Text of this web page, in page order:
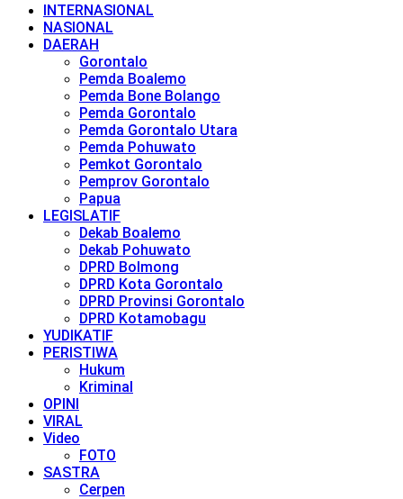
INTERNASIONAL
NASIONAL
DAERAH
Gorontalo
Pemda Boalemo
Pemda Bone Bolango
Pemda Gorontalo
Pemda Gorontalo Utara
Pemda Pohuwato
Pemkot Gorontalo
Pemprov Gorontalo
Papua
LEGISLATIF
Dekab Boalemo
Dekab Pohuwato
DPRD Bolmong
DPRD Kota Gorontalo
DPRD Provinsi Gorontalo
DPRD Kotamobagu
YUDIKATIF
PERISTIWA
Hukum
Kriminal
OPINI
VIRAL
Video
FOTO
SASTRA
Cerpen